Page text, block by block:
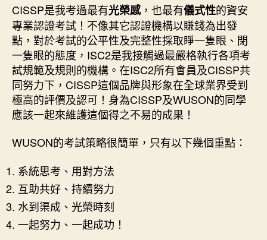
CISSP是我考過最有光榮感，也最有儀式性的資安
專業認證考試！不像其它認證機構以賺錢為出發
點，對於考試的公平性及完整性採取睜一隻眼、閉
一隻眼的態度，ISC2是我接觸過最嚴格執行各項考
試規範及規則的機構。在ISC2所有會員及CISSP共
同努力下，CISSP這個品牌與形象在全球業界受到
極高的評價及認可！身為CISSP及WUSON的同學
應該一起來維護這個得之不易的成果！
WUSON的考試策略很簡單，只有以下幾個重點：
系統思考、用對方法
互助共好、持續努力
水到渠成、光榮時刻
一起努力、一起成功！